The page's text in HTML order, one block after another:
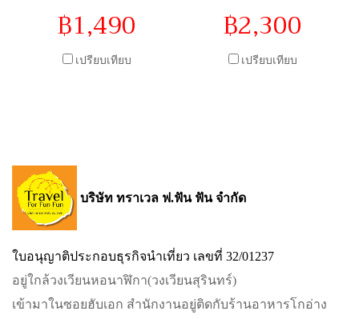
แรกของโลก มีจุดเด่น คือ การ
แสดงชุด “มหัศจรรย์กมลา”
฿1,490
เปรียบเทียบ
ขวางกว่า 100 ไร่ ที่ประดับ
ประดาไปด้วยแสงไฟและสีสัน
ตระการตากับสถาปัตยกรรมไทย
฿2,300
เปรียบเทียบ
บริษัท ทราเวล ฟ.ฟัน ฟัน จำกัด
ใบอนุญาติประกอบธุรกิจนำเที่ยว เลขที่ 32/01237
อยู่ใกล้วงเวียนหอนาฬิกา​(วงเวียนสุรินทร์)​
เข้ามาในซอยฮับเอก​ สำนักงานอยู่ติดกับร้านอาหารโกอ่าง